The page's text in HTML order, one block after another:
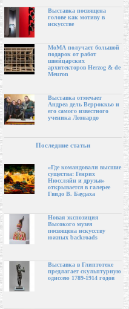
Выставка посвящена
голове как мотиву в
искусстве
МоМА получает большой
подарок от работ
швейцарских
архитекторов Herzog & de
Meuron
Выставка отмечает
Андреа дель Верроккьо и
его самого известного
ученика Леонардо
Последние статьи
«Где командовали высшие
существа: Генрих
Нюссляйн и друзья»
открывается в галерее
Гвидо В. Баудаха
Новая экспозиция
Высокого музея
посвящена искусству
южных backroads
Выставка в Глиптотеке
предлагает скульптурную
одиссею 1789-1914 годов